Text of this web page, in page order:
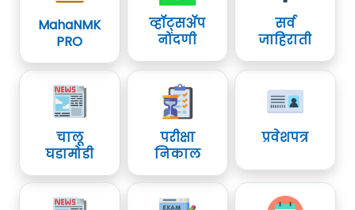
MahaNMK
PRO
व्हॉट्सॲप
नोंदणी
सर्व
जाहिराती
चालू
घडामोडी
परीक्षा
निकाल
प्रवेशपत्र